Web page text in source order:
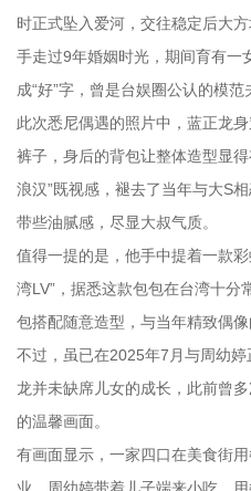
时正式坠入爱河，交往稳定后大
手走过9年婚姻时光，期间育有一
成“好”字，曾是台娱圈公认的模范
此次悉尼偶遇的照片中，蓝正龙
裤子，身后的背包让整体造型显
浪汉”既视感，褪去了当年与大S
带些油腻感，尽显大叔气质。
值得一提的是，他手中提着一款
湾LV”，据悉这款包包在台湾十
包搭配随意造型，与当年精致偶像
不过，虽已在2025年7月与周幼
龙并未缺席儿女的成长，此前曾
的温馨画面。
有画面显示，一家四口在美食街